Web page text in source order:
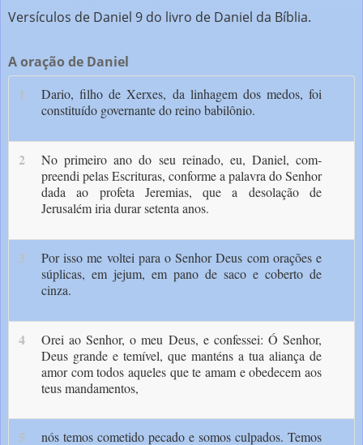
Versículos de Daniel 9 do livro de Daniel da Bíblia.
A oração de Daniel
1
Dario, filho de Xerxes, da linhagem dos medos, foi
constituído governante do reino babilônio.
2
No primeiro ano do seu reinado, eu, Daniel, com­
preendi pelas Escrituras, conforme a palavra do Senhor
dada ao profeta Jeremias, que a desola­ção de
Jerusalém iria durar setenta anos.
3
Por isso me voltei para o Senhor Deus com orações e
súplicas, em jejum, em pano de saco e coberto de
cinza.
4
Orei ao Senhor, o meu Deus, e confes­sei: Ó Senhor,
Deus grande e temível, que manténs a tua aliança de
amor com todos aque­les que te amam e obedecem aos
teus manda­mentos,
5
nós temos cometido pecado e somos culpados. Temos